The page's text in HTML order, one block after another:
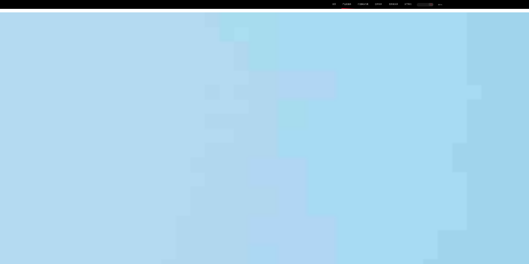
首页 产品及服务 行业解决方案 合作伙伴 投资者关系 关于我们 中EN